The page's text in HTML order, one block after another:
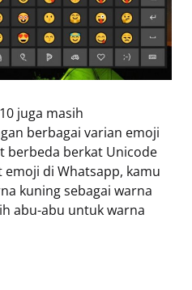
juga masih
berbagai varian emoji
berbeda berkat Unicode
emoji di Whatsapp, kamu
kuning sebagai warna
abu-abu untuk warna